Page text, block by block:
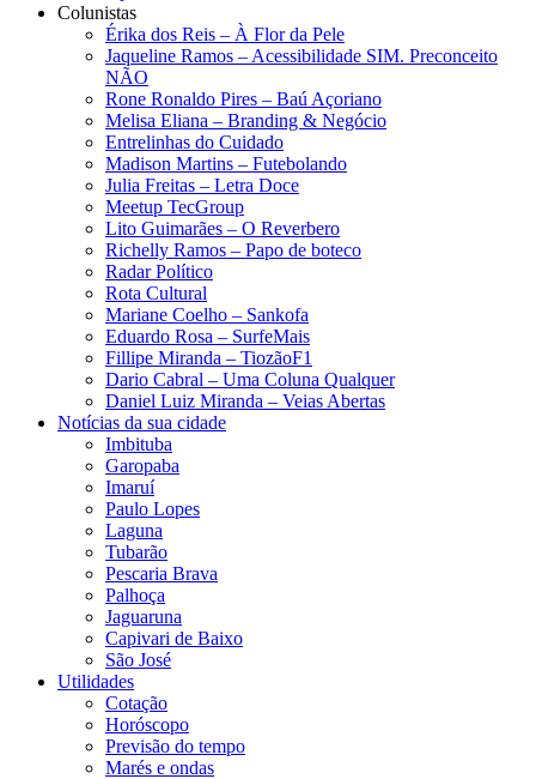
Colunistas
Érika dos Reis​ – À Flor da Pele
Jaqueline Ramos – Acessibilidade SIM. Preconceito
NÃO
Rone Ronaldo Pires – Baú Açoriano
Melisa Eliana – Branding & Negócio
Entrelinhas do Cuidado
Madison Martins – Futebolando
Julia Freitas​ – Letra Doce
Meetup TecGroup
Lito Guimarães – O Reverbero
Richelly Ramos​ – Papo de boteco
Radar Político
Rota Cultural
Mariane Coelho – Sankofa
Eduardo Rosa​ – SurfeMais
Fillipe Miranda – TiozãoF1
Dario Cabral – Uma Coluna Qualquer
Daniel Luiz Miranda – Veias Abertas
Notícias da sua cidade
Imbituba
Garopaba
Imaruí
Paulo Lopes
Laguna
Tubarão
Pescaria Brava
Palhoça
Jaguaruna
Capivari de Baixo
São José
Utilidades
Cotação
Horóscopo
Previsão do tempo
Marés e ondas